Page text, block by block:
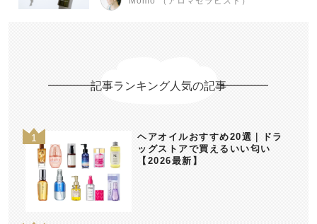
記事ランキング人気の記事
ヘアオイルおすすめ20選｜ドラ
ッグストアで買えるいい匂い
【2026最新】